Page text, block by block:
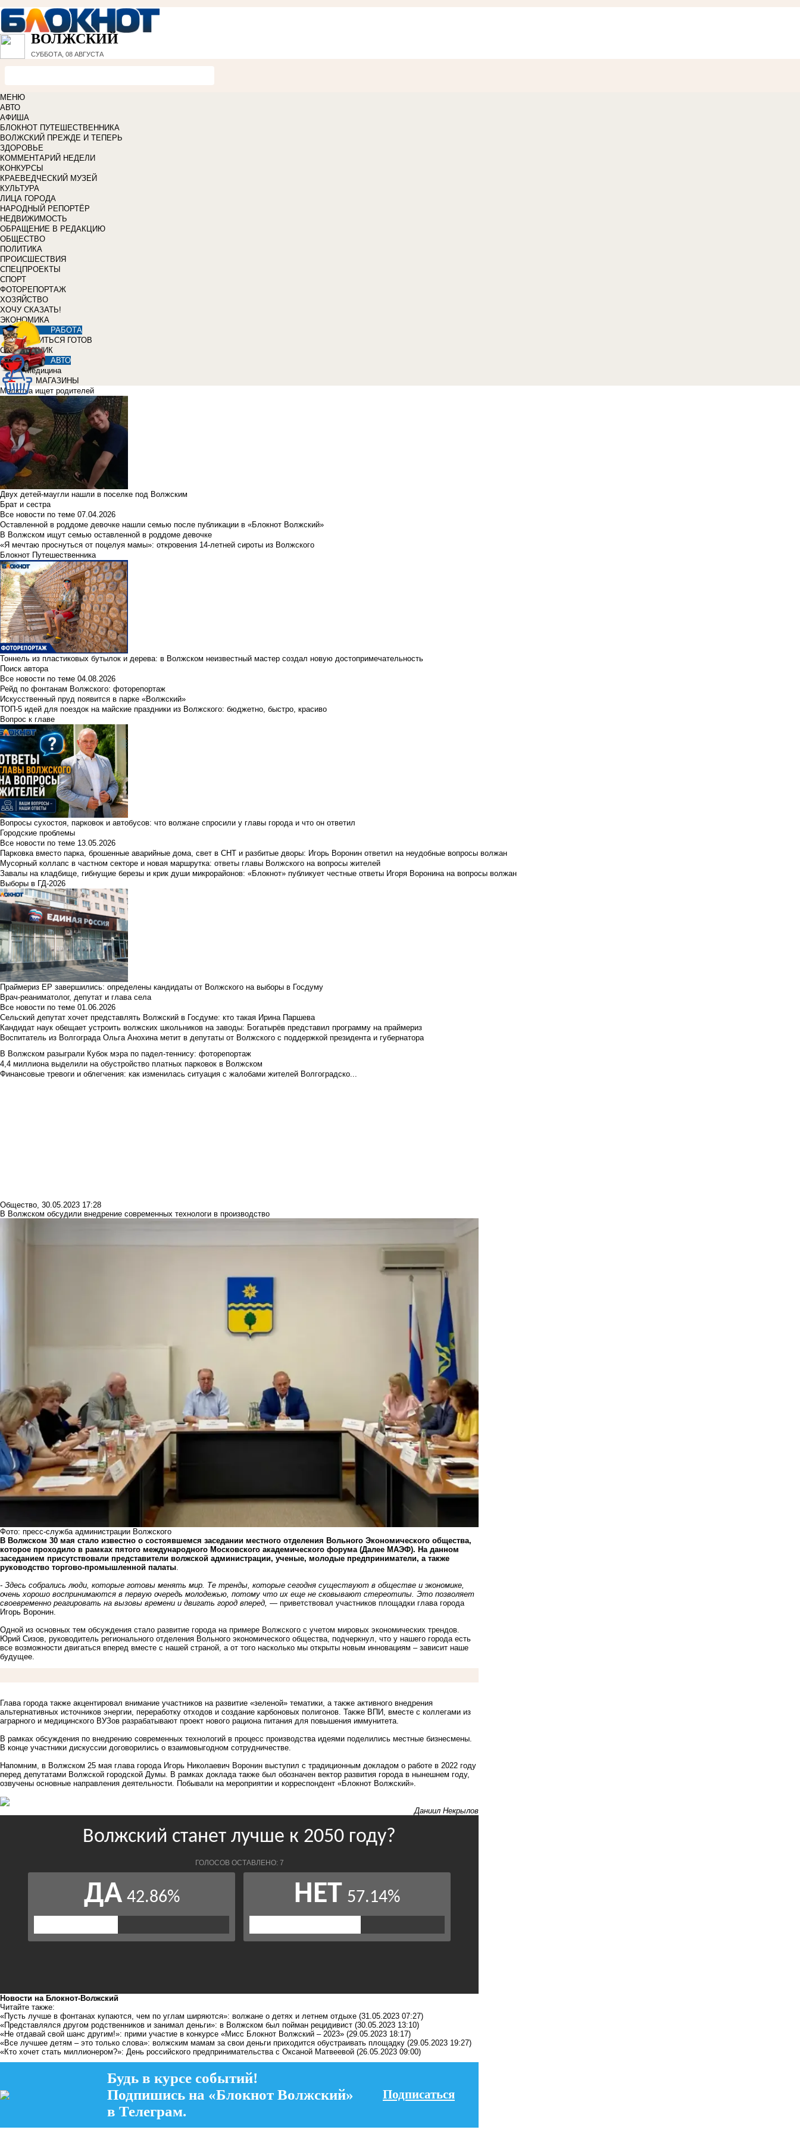
ВОЛЖСКИЙ
СУББОТА, 08 АВГУСТА
МЕНЮ
АВТО
АФИША
БЛОКНОТ ПУТЕШЕСТВЕННИКА
ВОЛЖСКИЙ ПРЕЖДЕ И ТЕПЕРЬ
ЗДОРОВЬЕ
КОММЕНТАРИЙ НЕДЕЛИ
КОНКУРСЫ
КРАЕВЕДЧЕСКИЙ МУЗЕЙ
КУЛЬТУРА
ЛИЦА ГОРОДА
НАРОДНЫЙ РЕПОРТЁР
НЕДВИЖИМОСТЬ
ОБРАЩЕНИЕ В РЕДАКЦИЮ
ОБЩЕСТВО
ПОЛИТИКА
ПРОИСШЕСТВИЯ
СПЕЦПРОЕКТЫ
СПОРТ
ФОТОРЕПОРТАЖ
ХОЗЯЙСТВО
ХОЧУ СКАЗАТЬ!
ЭКОНОМИКА
РАБОТА
УЧИТЬСЯ ГОТОВ
СПРАВОЧНИК
АВТО
Медицина
МАГАЗИНЫ
Малютка ищет родителей
Двух детей-маугли нашли в поселке под Волжским
Брат и сестра
Все новости по теме 07.04.2026
Оставленной в роддоме девочке нашли семью после публикации в «Блокнот Волжский»
В Волжском ищут семью оставленной в роддоме девочке
«Я мечтаю проснуться от поцелуя мамы»: откровения 14-летней сироты из Волжского
Блокнот Путешественника
Тоннель из пластиковых бутылок и дерева: в Волжском неизвестный мастер создал новую достопримечательность
Поиск автора
Все новости по теме 04.08.2026
Рейд по фонтанам Волжского: фоторепортаж
Искусственный пруд появится в парке «Волжский»
ТОП-5 идей для поездок на майские праздники из Волжского: бюджетно, быстро, красиво
Вопрос к главе
Вопросы сухостоя, парковок и автобусов: что волжане спросили у главы города и что он ответил
Городские проблемы
Все новости по теме 13.05.2026
Парковка вместо парка, брошенные аварийные дома, свет в СНТ и разбитые дворы: Игорь Воронин ответил на неудобные вопросы волжан
Мусорный коллапс в частном секторе и новая маршрутка: ответы главы Волжского на вопросы жителей
Завалы на кладбище, гибнущие березы и крик души микрорайонов: «Блокнот» публикует честные ответы Игоря Воронина на вопросы волжан
Выборы в ГД-2026
Праймериз ЕР завершились: определены кандидаты от Волжского на выборы в Госдуму
Врач-реаниматолог, депутат и глава села
Все новости по теме 01.06.2026
Сельский депутат хочет представлять Волжский в Госдуме: кто такая Ирина Паршева
Кандидат наук обещает устроить волжских школьников на заводы: Богатырёв представил программу на праймериз
Воспитатель из Волгограда Ольга Анохина метит в депутаты от Волжского с поддержкой президента и губернатора
В Волжском разыграли Кубок мэра по падел-теннису: фоторепортаж
4,4 миллиона выделили на обустройство платных парковок в Волжском
Финансовые тревоги и облегчения: как изменилась ситуация с жалобами жителей Волгоградско...
Общество, 30.05.2023 17:28
В Волжском обсудили внедрение современных технологи в производство
Фото: пресс-служба администрации Волжского
В Волжском 30 мая стало известно о состоявшемся заседании местного отделения Вольного Экономического общества,
которое проходило в рамках пятого международного Московского академического форума (Далее МАЭФ). На данном
заседанием присутствовали представители волжской администрации, ученые, молодые предприниматели, а также
руководство торгово-промышленной палаты
- Здесь собрались люди, которые готовы менять мир. Те тренды, которые сегодня существуют в обществе и экономике,
очень хорошо воспринимаются в первую очередь молодежью, потому что их еще не сковывают стереотипы. Это позволяет
своевременно реагировать на вызовы времени и двигать город вперед, — приветствовал участников площадки глава города
Игорь Воронин.
Одной из основных тем обсуждения стало развитие города на примере Волжского с учетом мировых экономических трендов.
Юрий Сизов, руководитель регионального отделения Вольного экономического общества, подчеркнул, что у нашего города есть
все возможности двигаться вперед вместе с нашей страной, а от того насколько мы открыты новым инновациям – зависит наше
будущее.
Глава города также акцентировал внимание участников на развитие «зеленой» тематики, а также активного внедрения
альтернативных источников энергии, переработку отходов и создание карбоновых полигонов. Также ВПИ, вместе с коллегами из
аграрного и медицинского ВУЗов разрабатывают проект нового рациона питания для повышения иммунитета.
В рамках обсуждения по внедрению современных технологий в процесс производства идеями поделились местные бизнесмены.
В конце участники дискуссии договорились о взаимовыгодном сотрудничестве.
Напомним, в Волжском 25 мая глава города Игорь Николаевич Воронин выступил с традиционным докладом о работе в 2022 году
перед депутатами Волжской городской Думы. В рамках доклада также был обозначен вектор развития города в нынешнем году,
озвучены основные направления деятельности. Побывали на мероприятии и корреспондент «Блокнот Волжский».
Даниил Некрылов
Новости на Блoкнoт-Волжский
Читайте также:
«Пусть лучше в фонтанах купаются, чем по углам ширяются»: волжане о детях и летнем отдыхе (31.05.2023 07:27)
«Представлялся другом родственников и занимал деньги»: в Волжском был пойман рецидивист (30.05.2023 13:10)
«Не отдавай свой шанс другим!»: прими участие в конкурсе «Мисс Блокнот Волжский – 2023» (29.05.2023 18:17)
«Все лучшее детям – это только слова»: волжским мамам за свои деньги приходится обустраивать площадку (29.05.2023 19:27)
«Кто хочет стать миллионером?»: День российского предпринимательства с Оксаной Матвеевой (26.05.2023 09:00)
Будь в курсе событий!
Подпишись на «Блокнот Волжский»
в Телеграм.
Подписаться